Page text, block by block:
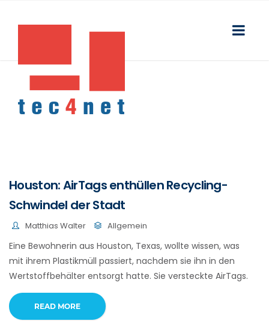
Houston: AirTags enthüllen Recycling-
Schwindel der Stadt
Matthias Walter Allgemein
Eine Bewohnerin aus Houston, Texas, wollte wissen, was
mit ihrem Plastikmüll passiert, nachdem sie ihn in den
Wertstoffbehälter entsorgt hatte. Sie versteckte AirTags.
READ MORE